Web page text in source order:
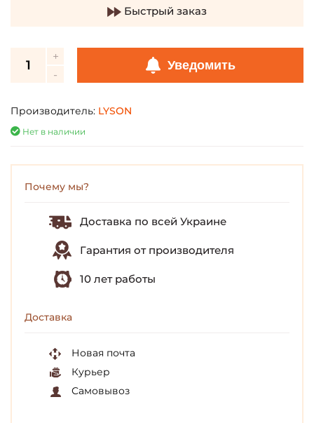
Быстрый заказ
Уведомить
Производитель: LYSON
Нет в наличии
Почему мы?
Доставка по всей Украине
Гарантия от производителя
10 лет работы
Доставка
Новая почта
Курьер
Самовывоз